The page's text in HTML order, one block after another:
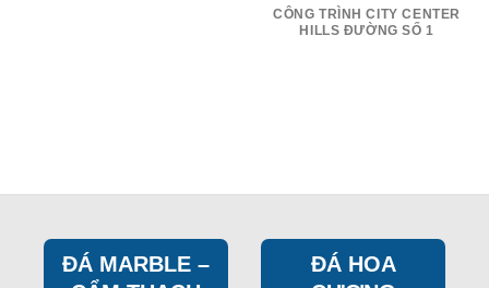
CÔNG TRÌNH CITY CENTER
HILLS ĐƯỜNG SỐ 1
ĐÁ MARBLE –
ĐÁ HOA